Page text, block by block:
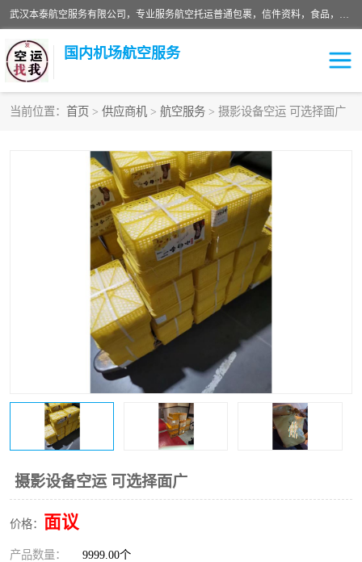
武汉本泰航空服务有限公司，专业服务航空托运普通包裹，信件资料，食品，服装，快消品等运输的专线空运，完善的网络服务确保为客户提供准确、*、安全的“门对门”服务，本着“诚信为本、精诚合作”的服务宗旨.“以安全运输为保障，以运价合理要求市场”的经营理念。武汉机场货运、武汉航空物流、武汉空运、武汉天河国际机场东方、南方、国际航空、机场空运业务覆盖国内二三线机场城市，如：武汉-敦煌、武汉-柳州等
国内机场航空服务
当前位置： 首页 > 供应商机 > 航空服务 > 摄影设备空运 可选择面广
摄影设备空运 可选择面广
价格： 面议
产品数量： 9999.00个